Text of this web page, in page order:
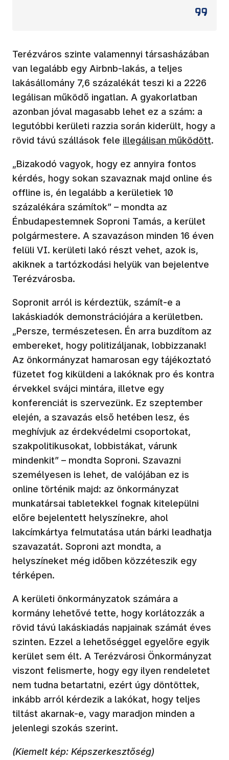
Terézváros szinte valamennyi társasházában
van legalább egy Airbnb-lakás, a teljes
lakásállomány 7,6 százalékát teszi ki a 2226
legálisan működő ingatlan. A gyakorlatban
azonban jóval magasabb lehet ez a szám: a
legutóbbi kerületi razzia során kiderült, hogy a
rövid távú szállások fele illegálisan működött.
„Bizakodó vagyok, hogy ez annyira fontos
kérdés, hogy sokan szavaznak majd online és
offline is, én legalább a kerületiek 10
százalékára számítok” – mondta az
Énbudapestemnek Soproni Tamás, a kerület
polgármestere. A szavazáson minden 16 éven
felüli VI. kerületi lakó részt vehet, azok is,
akiknek a tartózkodási helyük van bejelentve
Terézvárosba.
Sopronit arról is kérdeztük, számít-e a
lakáskiadók demonstrációjára a kerületben.
„Persze, természetesen. Én arra buzdítom az
embereket, hogy politizáljanak, lobbizzanak!
Az önkormányzat hamarosan egy tájékoztató
füzetet fog kiküldeni a lakóknak pro és kontra
érvekkel svájci mintára, illetve egy
konferenciát is szervezünk. Ez szeptember
elején, a szavazás első hetében lesz, és
meghívjuk az érdekvédelmi csoportokat,
szakpolitikusokat, lobbistákat, várunk
mindenkit” – mondta Soproni. Szavazni
személyesen is lehet, de valójában ez is
online történik majd: az önkormányzat
munkatársai tabletekkel fognak kitelepülni
előre bejelentett helyszínekre, ahol
lakcímkártya felmutatása után bárki leadhatja
szavazatát. Soproni azt mondta, a
helyszíneket még időben közzéteszik egy
térképen.
A kerületi önkormányzatok számára a
kormány lehetővé tette, hogy korlátozzák a
rövid távú lakáskiadás napjainak számát éves
szinten. Ezzel a lehetőséggel egyelőre egyik
kerület sem élt. A Terézvárosi Önkormányzat
viszont felismerte, hogy egy ilyen rendeletet
nem tudna betartatni, ezért úgy döntöttek,
inkább arról kérdezik a lakókat, hogy teljes
tiltást akarnak-e, vagy maradjon minden a
jelenlegi szokás szerint.
(Kiemelt kép: Képszerkesztőség)